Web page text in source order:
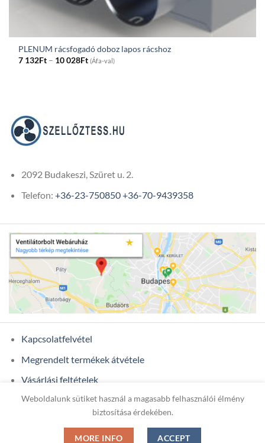
PLENUM rácsfogadó doboz lapos rácshoz
7 132Ft – 10 028FtPrice
range:
(Áfa-val)
2092 Budakeszi, Szüret u. 2.
Telefon: +36-23-750850+36-70-9439358
Kapcsolatfelvétel
Megrendelt termékek átvétele
Vásárlási feltételek
Ügyfél adatok
Weboldalunk sütiket használ a magasabb felhasználói élmény
biztosítása érdekében.
MORE INFO ACCEPT